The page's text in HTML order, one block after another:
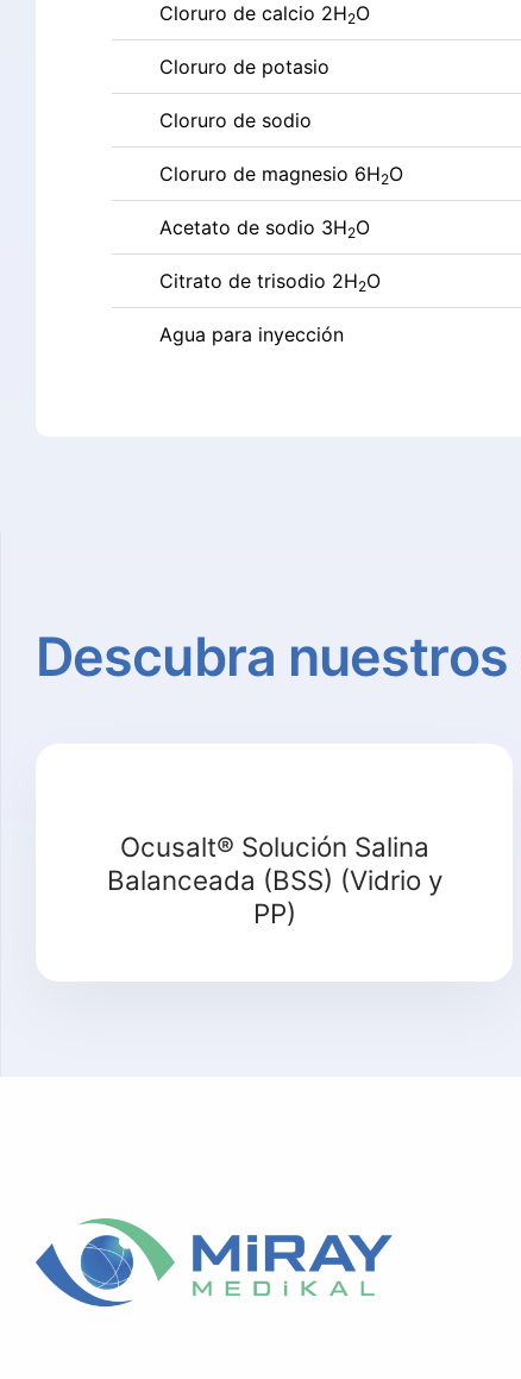
Cloruro de calcio 2H2O
Cloruro de potasio
Cloruro de sodio
Cloruro de magnesio 6H2O
Acetato de sodio 3H2O
Citrato de trisodio 2H2O
Agua para inyección
Descubra nuestros
Ocusalt® Solución Salina
Balanceada (BSS) (Vidrio y
PP)